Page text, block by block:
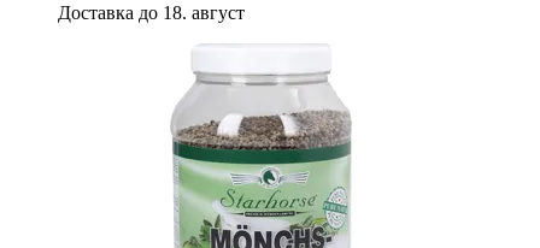
Доставка до 18. август